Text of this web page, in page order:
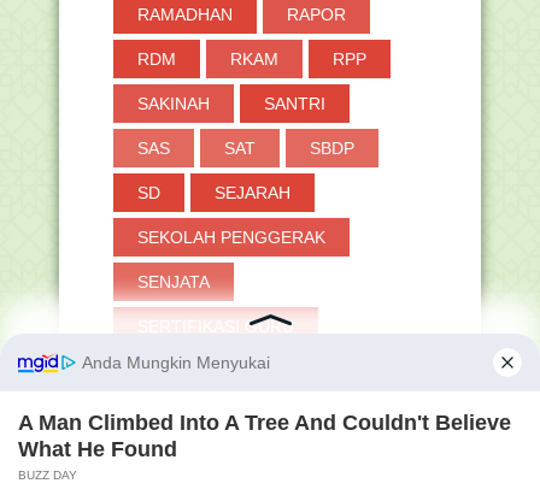
RAMADHAN RAPOR
RDM RKAM RPP
SAKINAH SANTRI
SAS SAT SBDP
SD SEJARAH
SEKOLAH PENGGERAK
SENJATA
SERTIFIKASI GURU
SHAFAR SHALAT
SIAGA SIARAN PERS
SIBOSPINTAR